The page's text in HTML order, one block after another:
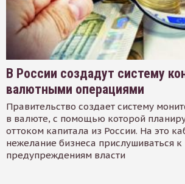
В России создадут систему
валютными операциями
Правительство создает систему
в валюте, с помощью которой
оттоком капитала из России. На это
нежелание бизнеса прислушиваться к
предупреждениям власти